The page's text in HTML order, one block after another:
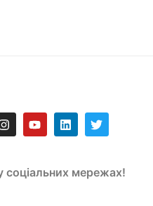
соціальних мережах!